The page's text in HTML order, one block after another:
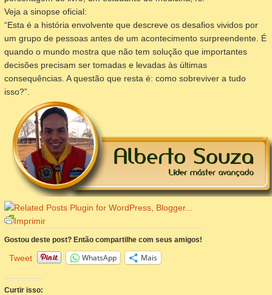
Veja a sinopse oficial:
“Esta é a história envolvente que descreve os desafios vividos por
um grupo de pessoas antes de um acontecimento surpreendente. É
quando o mundo mostra que não tem solução que importantes
decisões precisam ser tomadas e levadas às últimas
consequências. A questão que resta é: como sobreviver a tudo
isso?”.
Imprimir
Gostou deste post? Então compartilhe com seus amigos!
Tweet WhatsApp Mais
Curtir isso: